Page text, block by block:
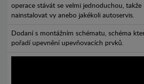
operace stávát se velmi jednoduchou, takže
nainstalovat vy anebo jakékoli autoservis.
Dodaní s montážním schématu, schéma
pořadí upevnění upevňovacích prvků.